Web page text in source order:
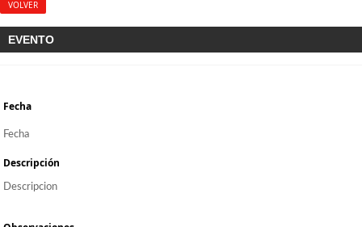
VOLVER
EVENTO
Fecha
Fecha
Descripción
Descripcion